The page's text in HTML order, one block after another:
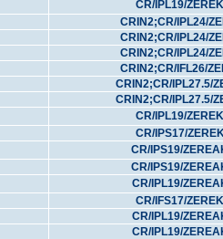
CR/IPL19/
CRIN2;CR/IPL24/
CRIN2;CR/IPL24/
CRIN2;CR/IPL24/
CRIN2;CR/IFL26/
CRIN2;CR/IPL27.5/
CRIN2;CR/IPL27.5/
CR/IPL19/
CR/IPS17/
CR/IPS19/
CR/IPS19/
CR/IPL19/
CR/IFS17/
CR/IPL19/
CR/IPL19/